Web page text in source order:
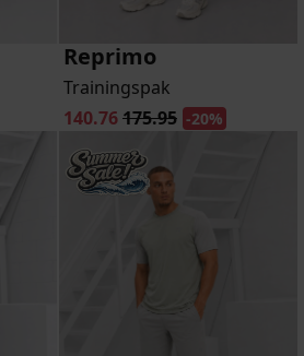
Reprimo
Trainingspak
140.76175.95 -20%